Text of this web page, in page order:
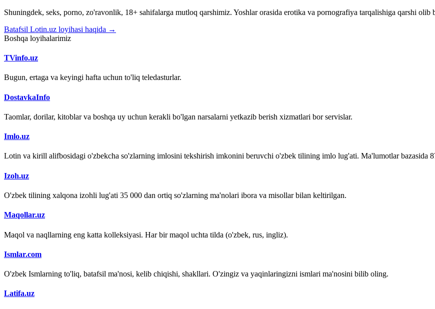
Shuningdek, seks, porno, zo'ravonlik, 18+ sahifalarga mutloq qarshimiz. Yoshlar orasida erotika va pornografiya tarqalishiga qarshi
Batafsil Lotin.uz loyihasi haqida →
Boshqa loyihalarimiz
TVinfo.uz
Bugun, ertaga va keyingi hafta uchun to'liq teledasturlar.
DostavkaInfo
Taomlar, dorilar, kitoblar va boshqa uy uchun kerakli bo'lgan narsalarni yetkazib berish xizmatlari bor servislar.
Imlo.uz
Lotin va kirill alifbosidagi o'zbekcha so'zlarning imlosini tekshirish imkonini beruvchi o'zbek tilining imlo lug'ati. Ma'lumotlar bazasida
Izoh.uz
O'zbek tilining xalqona izohli lug'ati 35 000 dan ortiq so'zlarning ma'nolari ibora va misollar bilan keltirilgan.
Maqollar.uz
Maqol va naqllarning eng katta kolleksiyasi. Har bir maqol uchta tilda (o'zbek, rus, ingliz).
Ismlar.com
O'zbek Ismlarning to'liq, batafsil ma'nosi, kelib chiqishi, shakllari. O'zingiz va yaqinlaringizni ismlari ma'nosini bilib oling.
Latifa.uz